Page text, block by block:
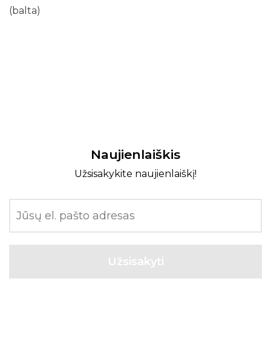
(balta)
Naujienlaiškis
Užsisakykite naujienlaiškį!